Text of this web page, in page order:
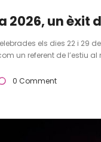
2026, un
els dies 22 i 29
un referent de l’estiu
0 Comment